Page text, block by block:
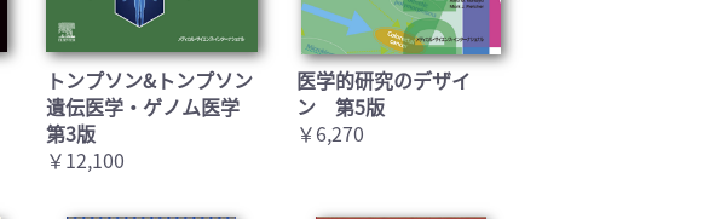
トンプソン&トンプソン
遺伝医学・ゲノム医学
第3版
￥12,100
医学的研究のデザイ
ン 第5版
￥6,270